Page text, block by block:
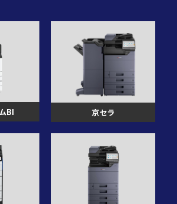
BI 京セラ